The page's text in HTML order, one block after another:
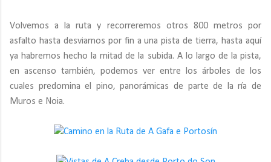
Volvemos a la ruta y recorreremos otros 800 metros por
asfalto hasta desviarnos por fin a una pista de tierra, hasta aquí
ya habremos hecho la mitad de la subida. A lo largo de la pista,
en ascenso también, podemos ver entre los árboles de los
cuales predomina el pino, panorámicas de parte de la ría de
Muros e Noia.